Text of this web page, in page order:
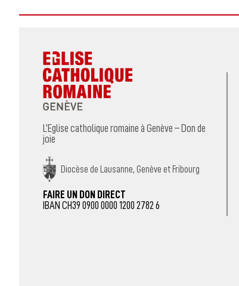
L’Eglise catholique romaine à Genève – Don de
joie
Diocèse de Lausanne, Genève et Fribourg
FAIRE UN DON DIRECT
IBAN CH39 0900 0000 1200 2782 6